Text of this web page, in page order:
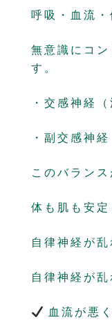
呼吸・血流
無意識にコ
す。
・交感神経
・副交感神
このバラン
体も肌も安
自律神経が
自律神経が乱
血流が悪